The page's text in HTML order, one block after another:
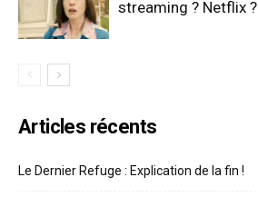
streaming ? Netflix ?
Articles récents
Le Dernier Refuge : Explication de la fin !